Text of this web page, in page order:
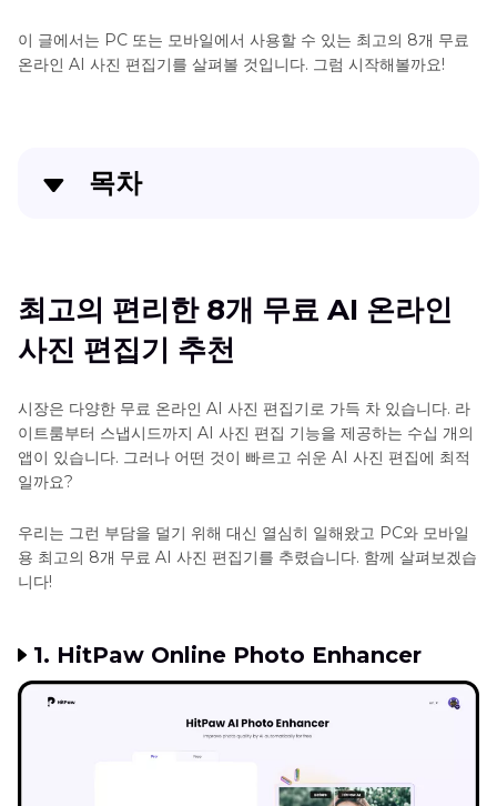
트
필
이 글에서는 PC 또는 모바일에서 사용할 수 있는 최고의 8개 무료
온라인 AI 사진 편집기를 살펴볼 것입니다. 그럼 시작해볼까요!
목차
[더 나은 솔루션] 윈도우 및 맥용 안정적이고 빠른 AI 사
진 편집기
최고의 편리한 8개 무료 AI 온라인
사진 편집기 추천
시장은 다양한 무료 온라인 AI 사진 편집기로 가득 차 있습니다. 라
이트룸부터 스냅시드까지 AI 사진 편집 기능을 제공하는 수십 개의
앱이 있습니다. 그러나 어떤 것이 빠르고 쉬운 AI 사진 편집에 최적
일까요?
우리는 그런 부담을 덜기 위해 대신 열심히 일해왔고 PC와 모바일
용 최고의 8개 무료 AI 사진 편집기를 추렸습니다. 함께 살펴보겠습
니다!
1. HitPaw Online Photo Enhancer